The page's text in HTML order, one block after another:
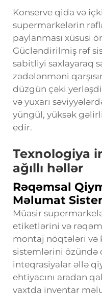
Konserve qida və
supermarkelərin
paylanması xüsusi
Gücləndirilmiş rəf
sabitliyi saxlayaraq
zədələnməni
düzgün çəki
və yuxarı
yüngül, yüksək
edir.
Texnologiya
ağıllı həllər
Rəqəmsal
Məlumat
Müasir
etiketlərini və
montaj nöqtələri və
sistemlərini özündə
inteqrasiyalar əllə
ehtiyacını aradan
vaxtda inventar